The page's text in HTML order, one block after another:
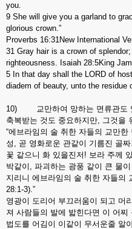
you.
9 She will give you a garland to
glorious crown.”
Proverbs 16:31New International
31 Gray hair is a crown of
righteousness. Isaiah 28:5King
5 In that day shall the LORD of
diadem of beauty, unto the residue
10) 교만하여 망하는 면류관도
축복받는 것도 중요하지만, 그것을
“에브라임의 술 취한 자들의 교만
성, 곧 영화로운 관같이 기름진 골
꽃 같으니 화 있을진저! 보라 주께
박같이, 파괴하는 광풍 같이 큰 물
지리니 에브라임의 술 취한 자들의
28:1-3).”
영광이 도리어 부끄러움이 되고 머
져 사람들의 발에 밟힌다면 이 어
법도를 어김이 이같이 무서운줄 알